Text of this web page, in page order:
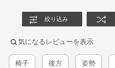
絞り込み
気になるレビューを表示
椅子 後方 姿勢